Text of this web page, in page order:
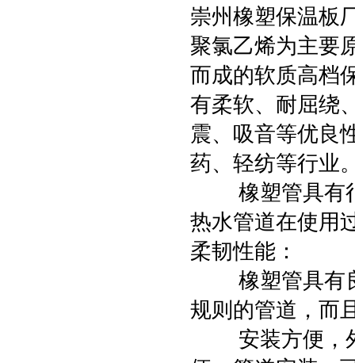
崇州橡塑保温板
聚氯乙烯为主要
而成的软质高
有柔软、耐屈绕
震、吸音等优良
药、轻纺等行业
橡塑管具有很
热水管道在使用
柔韧性能：
橡塑管具有良
规则的管道，而
安装方便，外